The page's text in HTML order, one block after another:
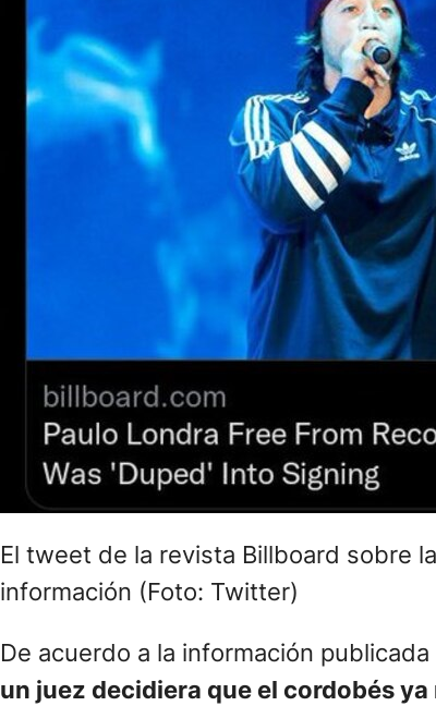
El tweet de la revista Billboard sobre
información (Foto: Twitter)
De acuerdo a la información
un juez decidiera que el cordobés